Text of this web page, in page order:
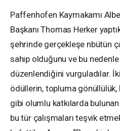
Paffenhofen Kaymakamı
Başkanı Thomas Herker
şehrinde gerçekleşe nbütün
sahip olduğunu ve bu
düzenlendiğini vurguladılar.
ödüllerin, topluma
gibi olumlu katkılarda
bu tür çalışmaları teşvik